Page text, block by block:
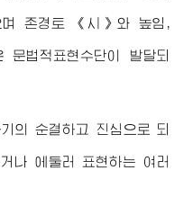
며 존경토 《시》와 높임,
법적표현수단이 발달되
의 순결하고 진심으로 되
나 에둘러 표현하는 여러